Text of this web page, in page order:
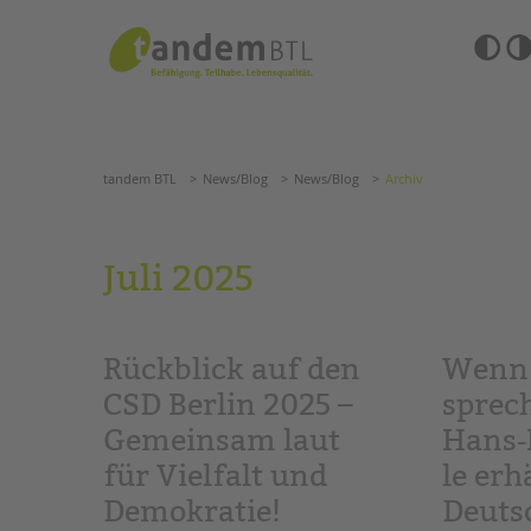
Barrierefrei-
ANGEBOTE
KITA & FRÜHE HILFEN
Grundschulen
Oberschulen
Förderzentren
Kollegs
EFöB
Schulbezogene Sozialarbeit
Tagesgruppen
BETREUTES
TANDEM BTL
Zertfikatskurse
Seminarkalender
tandem BTL News/Blog
tandem BTL News/Blog News/Blog Archiv
Juli 2025
Rückblick auf den
CSD Berlin 2025 –
Gemeinsam laut
für Vielfalt und
Demokratie!
le